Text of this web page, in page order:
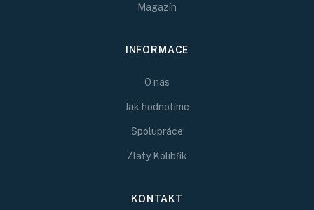
Magazín
INFORMACE
O nás
Jak hodnotíme
Spolupráce
Zlatý Kolibřík
KONTAKT